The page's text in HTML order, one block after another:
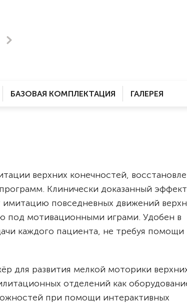
для дома
для инвалидов
бассейна
ванны
БАЗОВАЯ КОМПЛЕКТАЦИЯ ГАЛЕРЕЯ
верхних конечностей,
Клинически доказанный
имитацию повседневных движений
под мотивационными играми. Удобен в
каждого пациента, не требуя помощи
для развития мелкой моторики
отделений как
при помощи интерактивных